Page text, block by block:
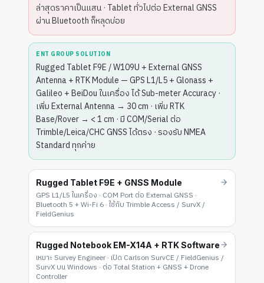
ล่าสุดราคาเป็นแสน · Tablet ทั่วไปต่อ External GNSS
ผ่าน Bluetooth ก็หลุดบ่อย
ENT GROUP SOLUTION
Rugged Tablet F9E / W109U + External GNSS
Antenna + RTK Module — GPS L1/L5 + Glonass +
Galileo + BeiDou ในเครื่อง ได้ Sub-meter Accuracy ·
เพิ่ม External Antenna → 30 cm · เพิ่ม RTK
Base/Rover → < 1 cm · มี COM/Serial ต่อ
Trimble/Leica/CHC GNSS ได้ตรง · รองรับ NMEA
Standard ทุกค่าย
Rugged Tablet F9E + GNSS Module
GPS L1/L5 ในเครื่อง · COM Port ต่อ External GNSS ·
Bluetooth 5 + Wi-Fi 6 · ใช้กับ Trimble Access / SurvX /
FieldGenius
Rugged Notebook EM-X14A + RTK Software
เหมาะ Survey Engineer · เปิด Carlson SurvCE / FieldGenius /
SurvX บน Windows · ต่อ Total Station + GNSS + Drone
Controller